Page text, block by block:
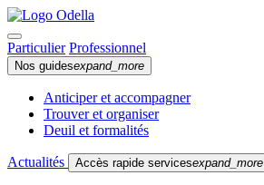
Particulier Professionnel
Nos guidesexpand_more
Anticiper et accompagner
Trouver et organiser
Deuil et formalités
Actualités Accès rapide servicesexpand_more